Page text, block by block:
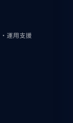
運用支援